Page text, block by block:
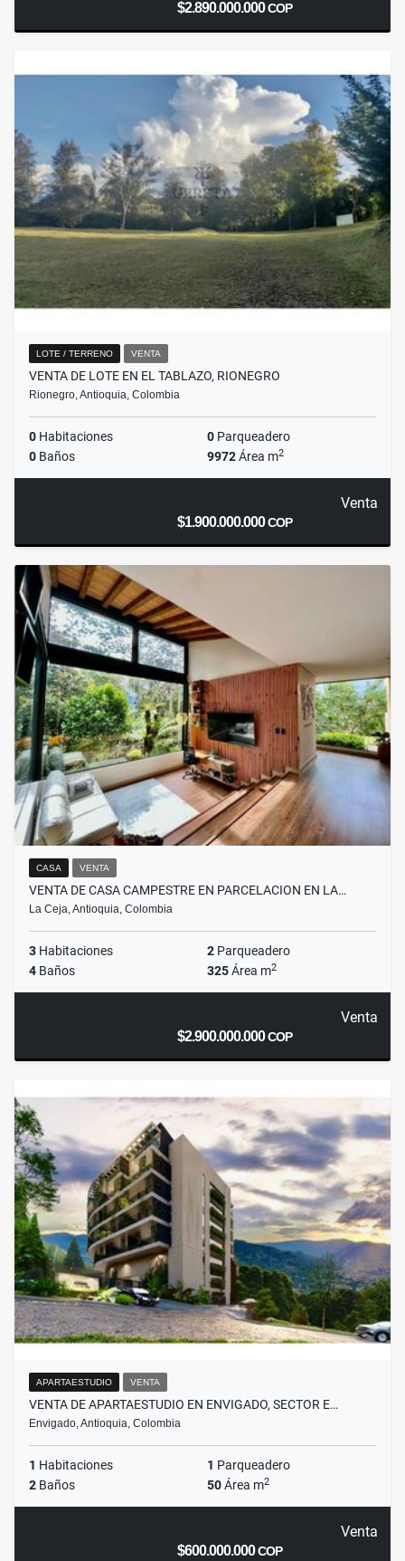
$2.890.000.000COP
LOTE / TERRENO VENTA
VENTA DE LOTE EN EL TABLAZO, RIONEGRO
Rionegro, Antioquia, Colombia
0 Habitaciones 0 Parqueadero
0 Baños 9972Área m2
Venta
$1.900.000.000COP
CASA VENTA
VENTA DE CASA CAMPESTRE EN PARCELACION EN LA…
La Ceja, Antioquia, Colombia
3 Habitaciones 2 Parqueadero
4 Baños 325Área m2
Venta
$2.900.000.000COP
APARTAESTUDIO VENTA
VENTA DE APARTAESTUDIO EN ENVIGADO, SECTOR E…
Envigado, Antioquia, Colombia
1 Habitaciones 1 Parqueadero
2 Baños 50Área m2
Venta
$600.000.000COP